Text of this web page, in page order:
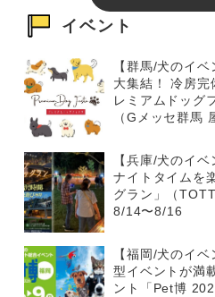
イベント
【群馬/犬のイ
大集結！ 冷房完
レミアムドッグ
（Gメッセ群馬
【兵庫/犬のイ
ナイトタイムを
グラン」（
8/14〜8/16
【福岡/犬のイ
型イベントが満
ント「Pet博